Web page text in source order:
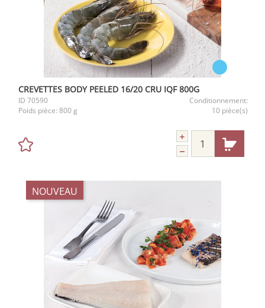
CREVETTES BODY PEELED 16/20 CRU IQF 800G
ID 70590
Conditionnement:
Poids pièce: 800 g 10 pièce(s)
NOUVEAU